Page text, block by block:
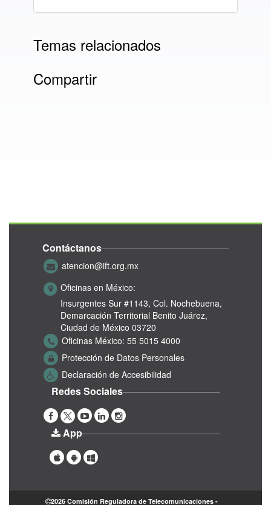
Temas relacionados
Compartir
Contáctanos
atencion@ift.org.mx
Oficinas en México:
Insurgentes Sur #1143, Col. Nochebuena,
Demarcación Territorial Benito Juárez,
Ciudad de México 03720
Oficinas México: 55 5015 4000
Protección de Datos Personales
Declaración de Accesibilidad
Redes Sociales
App
2026 Comisión Reguladora de Telecomunicaciones -